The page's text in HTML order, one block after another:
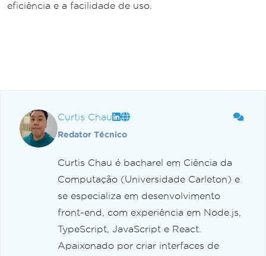
eficiência e a facilidade de uso.
Curtis Chau
Redator Técnico
Curtis Chau é bacharel em Ciência da
Computação (Universidade Carleton) e
se especializa em desenvolvimento
front-end, com experiência em Node.js,
TypeScript, JavaScript e React.
Apaixonado por criar interfaces de